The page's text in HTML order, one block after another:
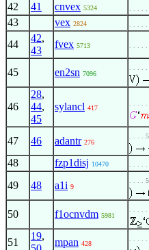
42 41 cnvex 5324 . . . .
43 vex 2824 . . . .
44
42,
43
fvex 5713 . . . .
45 en2sn 7096
. . . .
46
28,
44,
45
sylancl 417
. . . .
47 46 adantr 276
. . . . 5
48 fzp1disj 10470 . . . .
49 48 a1i 9
. . . . 5
50 f1ocnvdm 5981
. . . .
51
19,
mpan 428
. . . .